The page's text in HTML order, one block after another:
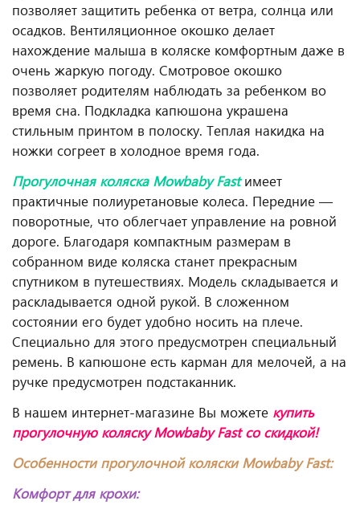
позволяет защитить ребенка от ветра, солнца или
осадков. Вентиляционное окошко делает
нахождение малыша в коляске комфортным даже в
очень жаркую погоду. Смотровое окошко
позволяет родителям наблюдать за ребенком во
время сна. Подкладка капюшона украшена
стильным принтом в полоску. Теплая накидка на
ножки согреет в холодное время года.
Прогулочная коляска Mowbaby Fastимеет
практичные полиуретановые колеса. Передние —
поворотные, что облегчает управление на ровной
дороге. Благодаря компактным размерам в
собранном виде коляска станет прекрасным
спутником в путешествиях. Модель складывается и
раскладывается одной рукой. В сложенном
состоянии его будет удобно носить на плече.
Специально для этого предусмотрен специальный
ремень. В капюшоне есть карман для мелочей, а на
ручке предусмотрен подстаканник.
В нашем интернет-магазине Вы можете купить
прогулочную коляску Mowbaby Fastсо скидкой!
Особенности прогулочной коляски Mowbaby Fast:
Комфорт для крохи: